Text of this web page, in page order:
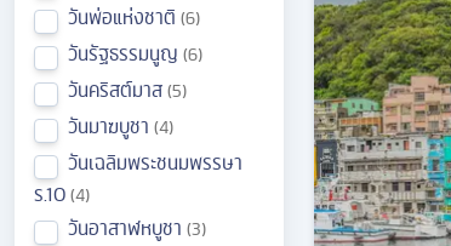
วันพ่อแห่งชาติ 6
วันรัฐธรรมนูญ 6
วันคริสต์มาส 5
วันมาฆบูชา 4
วันเฉลิมพระชนมพรรษา
ร.10 4
วันอาสาฬหบูชา 3